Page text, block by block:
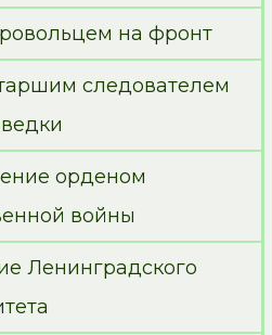
на фронт
следователем
орденом
войны
Ленинградского